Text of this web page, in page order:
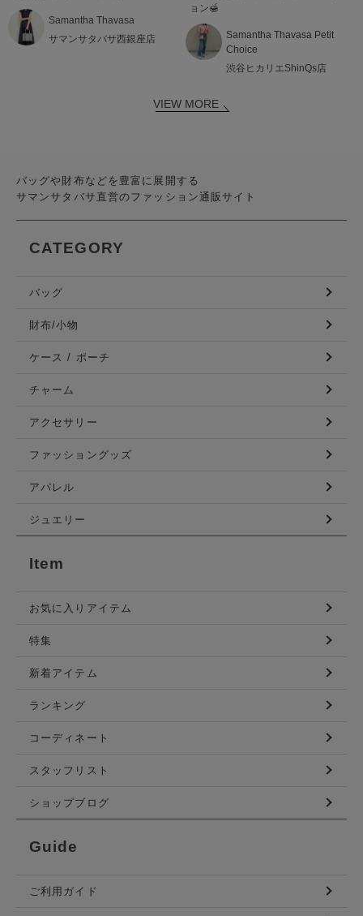
Samantha Thavasa
サマンサタバサ西銀座店
ョン🍯
Samantha Thavasa Petit
Choice
渋谷ヒカリエShinQs店
VIEW MORE
バッグや財布などを豊富に展開する
サマンサタバサ直営のファッション通販サイト
CATEGORY
バッグ
財布/小物
ケース / ポーチ
チャーム
アクセサリー
ファッショングッズ
アパレル
ジュエリー
Item
お気に入りアイテム
特集
新着アイテム
ランキング
コーディネート
スタッフリスト
ショップブログ
Guide
ご利用ガイド